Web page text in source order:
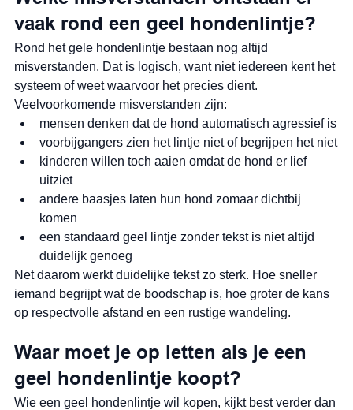
vaak rond een geel hondenlintje?
Rond het gele hondenlintje bestaan nog altijd
misverstanden. Dat is logisch, want niet iedereen kent het
systeem of weet waarvoor het precies dient.
Veelvoorkomende misverstanden zijn:
mensen denken dat de hond automatisch agressief is
voorbijgangers zien het lintje niet of begrijpen het niet
kinderen willen toch aaien omdat de hond er lief
uitziet
andere baasjes laten hun hond zomaar dichtbij
komen
een standaard geel lintje zonder tekst is niet altijd
duidelijk genoeg
Net daarom werkt duidelijke tekst zo sterk. Hoe sneller
iemand begrijpt wat de boodschap is, hoe groter de kans
op respectvolle afstand en een rustige wandeling.
Waar moet je op letten als je een
geel hondenlintje koopt?
Wie een geel hondenlintje wil kopen, kijkt best verder dan